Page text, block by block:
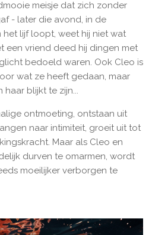
meisje dat zich zonder
- later die avond, in de
het lijf loopt, weet hij niet wat
een vriend deed hij dingen met
bedoeld waren. Ook Cleo is
wat ze heeft gedaan, maar
blijkt te zijn...
ontmoeting, ontstaan uit
naar intimiteit, groeit uit tot
Maar als Cleo en
durven te omarmen, wordt
moeilijker verborgen te